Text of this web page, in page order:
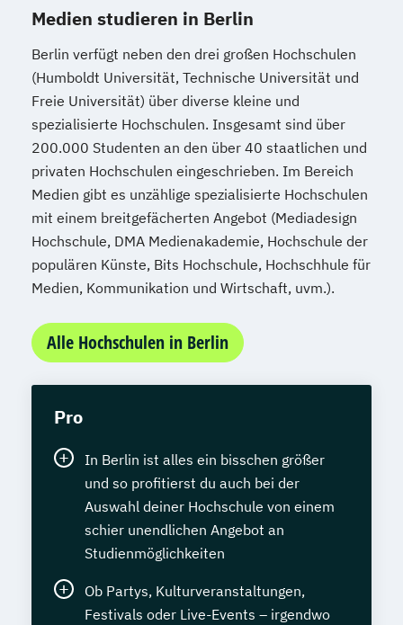
Medien studieren in Berlin
Berlin verfügt neben den drei großen Hochschulen
(Humboldt Universität, Technische Universität und
Freie Universität) über diverse kleine und
spezialisierte Hochschulen. Insgesamt sind über
200.000 Studenten an den über 40 staatlichen und
privaten Hochschulen eingeschrieben. Im Bereich
Medien gibt es unzählige spezialisierte Hochschulen
mit einem breitgefächerten Angebot (Mediadesign
Hochschule, DMA Medienakademie, Hochschule der
populären Künste, Bits Hochschule, Hochschhule für
Medien, Kommunikation und Wirtschaft, uvm.).
Alle Hochschulen in Berlin
Pro
In Berlin ist alles ein bisschen größer
und so profitierst du auch bei der
Auswahl deiner Hochschule von einem
schier unendlichen Angebot an
Studienmöglichkeiten
Ob Partys, Kulturveranstaltungen,
Festivals oder Live-Events – irgendwo